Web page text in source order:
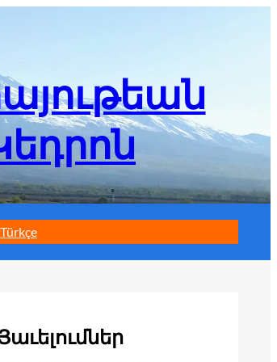
Türkçe